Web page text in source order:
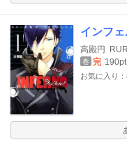
インフ
高殿円
巻 完 190pt
お気に入り：